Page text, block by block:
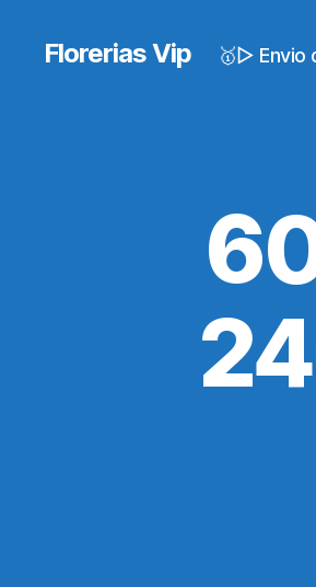
Florerias Vip 🥇▷ Envio